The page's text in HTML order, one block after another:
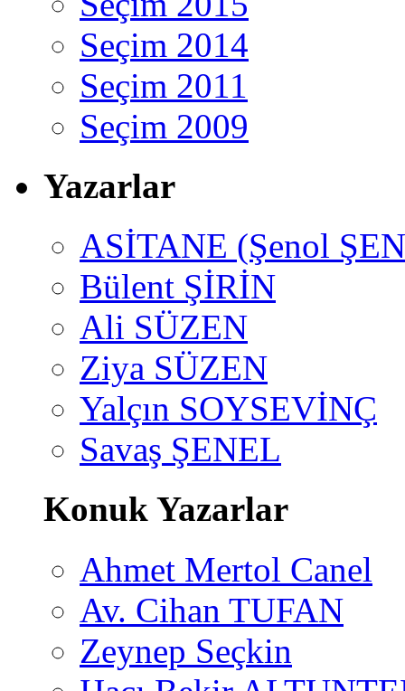
Seçim 2014
Seçim 2011
Seçim 2009
Yazarlar
ASİTANE (Şenol
Bülent ŞİRİN
Ali SÜZEN
Ziya SÜZEN
Yalçın SOYSEVİNÇ
Savaş ŞENEL
Konuk Yazarlar
Ahmet Mertol Canel
Av. Cihan TUFAN
Zeynep Seçkin